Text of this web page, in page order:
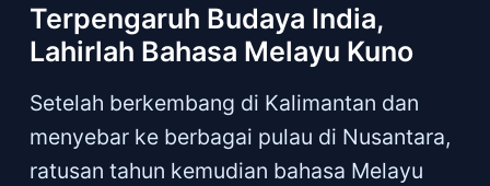
Terpengaruh Budaya India,
Lahirlah Bahasa Melayu Kuno
Setelah berkembang di Kalimantan dan
menyebar ke berbagai pulau di Nusantara,
ratusan tahun kemudian bahasa Melayu